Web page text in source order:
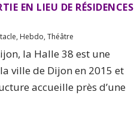
EN LIEU DE RÉSIDENCES
, Hebdo,Théâtre
la Halle 38 est une
ville de Dijon en 2015 et
accueille près d’une